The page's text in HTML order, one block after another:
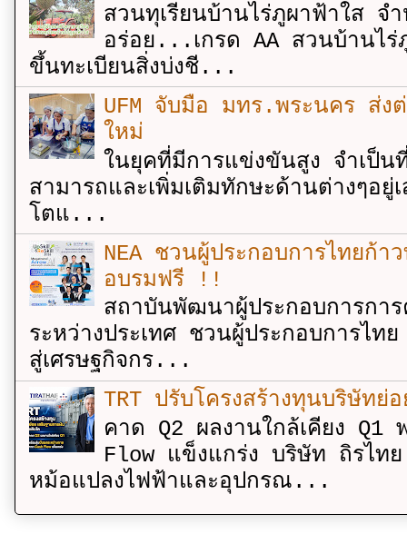
สวนทุเรียนบ้านไร่ภูผาฟ้าใส
อร่อย...เกรด AA สวนบ้านไ
ขึ้นทะเบียนสิ่งบ่งชี...
UFM จับมือ มทร.พระนคร ส่งต่
ใหม่
ในยุคที่มีการแข่งขันสูง จำเป็
สามารถและเพิ่มเติมทักษะด้านต่างๆอยู่
โตแ...
NEA ชวนผู้ประกอบการไทยก้า
อบรมฟรี !!
สถาบันพัฒนาผู้ประกอบการกา
ระหว่างประเทศ ชวนผู้ประกอบการไท
สู่เศรษฐกิจกร...
TRT ปรับโครงสร้างทุนบริษัทย่
คาด Q2 ผลงานใกล้เคียง Q1
Flow แข็งแกร่ง บริษัท ถิรไ
หม้อแปลงไฟฟ้าและอุปกรณ...